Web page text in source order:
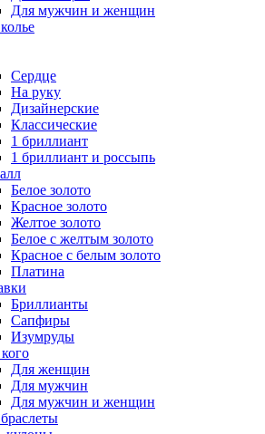
Для мужчин и женщин
Сердце
На руку
Дизайнерские
Классические
1 бриллиант
1 бриллиант и россыпь
Белое золото
Красное золото
Желтое золото
Белое с желтым золото
Красное с белым золото
Платина
Бриллианты
Сапфиры
Изумруды
Для женщин
Для мужчин
Для мужчин и женщин